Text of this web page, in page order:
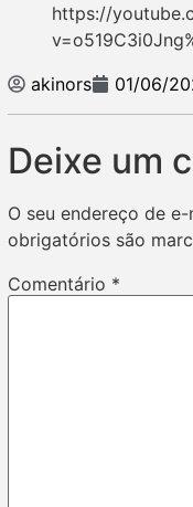
https://
akinors
01/06/
Deixe um
O seu endereço de
obrigatórios são
Comentário *